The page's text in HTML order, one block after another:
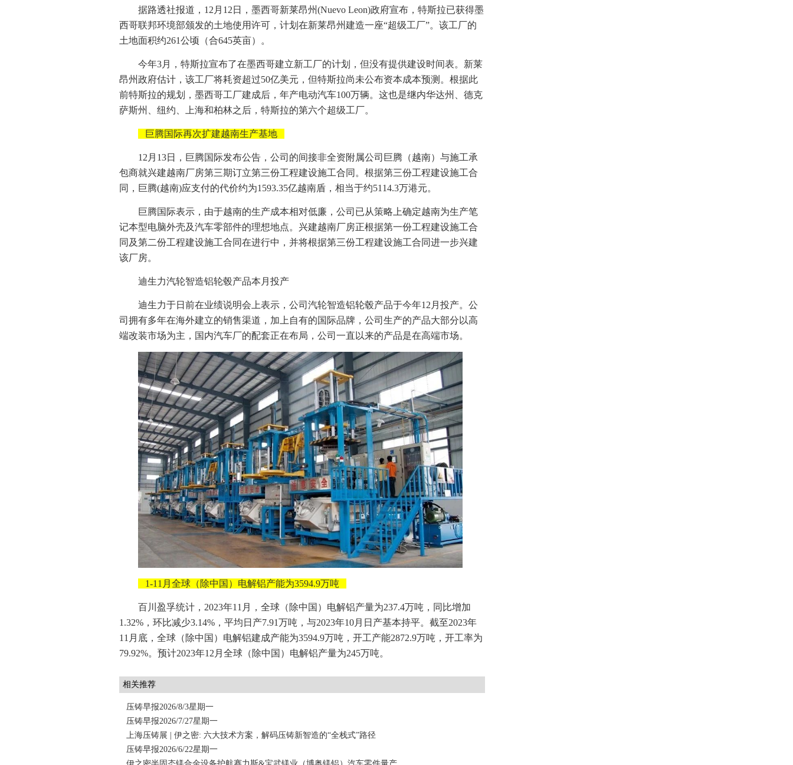
据路透社报道，12月12日，墨西哥新莱昂州(Nuevo Leon)政府宣布，特斯拉已获得墨
西哥联邦环境部颁发的土地使用许可，计划在新莱昂州建造一座“超级工厂”。该工厂的
土地面积约261公顷（合645英亩）。
今年3月，特斯拉宣布了在墨西哥建立新工厂的计划，但没有提供建设时间表。新莱
昂州政府估计，该工厂将耗资超过50亿美元，但特斯拉尚未公布资本成本预测。根据此
前特斯拉的规划，墨西哥工厂建成后，年产电动汽车100万辆。这也是继内华达州、德克
萨斯州、纽约、上海和柏林之后，特斯拉的第六个超级工厂。
巨腾国际再次扩建越南生产基地
12月13日，巨腾国际发布公告，公司的间接非全资附属公司巨腾（越南）与施工承
包商就兴建越南厂房第三期订立第三份工程建设施工合同。根据第三份工程建设施工合
同，巨腾(越南)应支付的代价约为1593.35亿越南盾，相当于约5114.3万港元。
巨腾国际表示，由于越南的生产成本相对低廉，公司已从策略上确定越南为生产笔
记本型电脑外壳及汽车零部件的理想地点。兴建越南厂房正根据第一份工程建设施工合
同及第二份工程建设施工合同在进行中，并将根据第三份工程建设施工合同进一步兴建
该厂房。
迪生力汽轮智造铝轮毂产品本月投产
迪生力于日前在业绩说明会上表示，公司汽轮智造铝轮毂产品于今年12月投产。公
司拥有多年在海外建立的销售渠道，加上自有的国际品牌，公司生产的产品大部分以高
端改装市场为主，国内汽车厂的配套正在布局，公司一直以来的产品是在高端市场。
1-11月全球（除中国）电解铝产能为3594.9万吨
百川盈孚统计，2023年11月，全球（除中国）电解铝产量为237.4万吨，同比增加
1.32%，环比减少3.14%，平均日产7.91万吨，与2023年10月日产基本持平。截至2023年
11月底，全球（除中国）电解铝建成产能为3594.9万吨，开工产能2872.9万吨，开工率为
79.92%。预计2023年12月全球（除中国）电解铝产量为245万吨。
相关推荐
压铸早报2026/8/3星期一
压铸早报2026/7/27星期一
上海压铸展 | 伊之密: 六大技术方案，解码压铸新智造的“全栈式”路径
压铸早报2026/6/22星期一